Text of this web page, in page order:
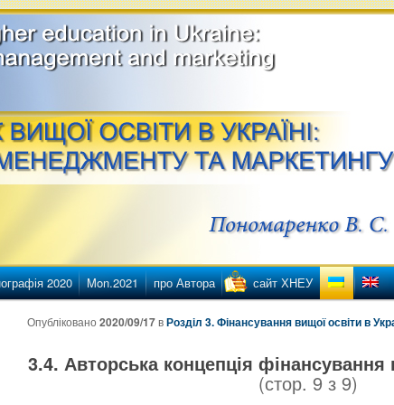
освіти в Україні
2020 Mon.2021 про Автора сайт ХНЕУ
3.4. Авторська концепція фінансування
(стор. 9з 9)
Опубліковано2020/09/17вРозділ 3. Фінансування вищої освіти в